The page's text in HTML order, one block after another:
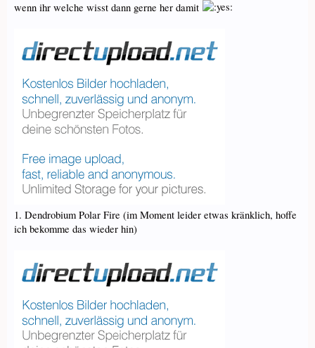
wenn ihr welche wisst dann gerne her damit
1. Dendrobium Polar Fire (im Moment leider etwas kränklich, hoffe
ich bekomme das wieder hin)